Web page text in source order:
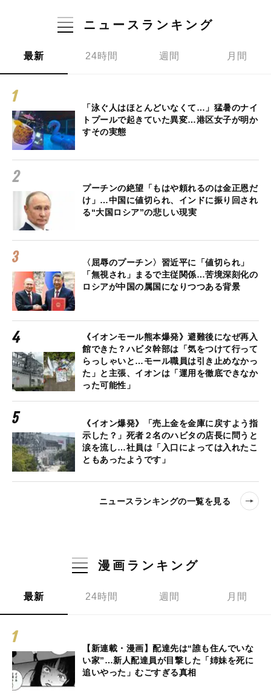
ニュースランキング
最新 24時間 週間 月間
「泳ぐ人はほとんどいなくて…」猛暑のナイ
トプールで起きていた異変…港区女子が明か
すその実態
プーチンの絶望「もはや頼れるのは金正恩だ
け」…中国に値切られ、インドに振り回され
る“大国ロシア”の悲しい現実
〈屈辱のプーチン〉習近平に「値切られ」
「無視され」まるで主従関係…苦境深刻化の
ロシアが中国の属国になりつつある背景
《イオンモール熊本爆発》避難後になぜ再入
館できた？ハビタ幹部は「気をつけて行って
らっしゃいと…モール職員は引き止めなかっ
た」と主張、イオンは「運用を徹底できなか
った可能性」
《イオン爆発》「売上金を金庫に戻すよう指
示した？」死者２名のハビタの店長に問うと
涙を流し…社員は「入口によっては入れたこ
ともあったようです」
ニュースランキングの一覧を見る
漫画ランキング
最新 24時間 週間 月間
【新連載・漫画】配達先は“誰も住んでいな
い家”…新人配達員が目撃した「姉妹を死に
追いやった」むごすぎる真相